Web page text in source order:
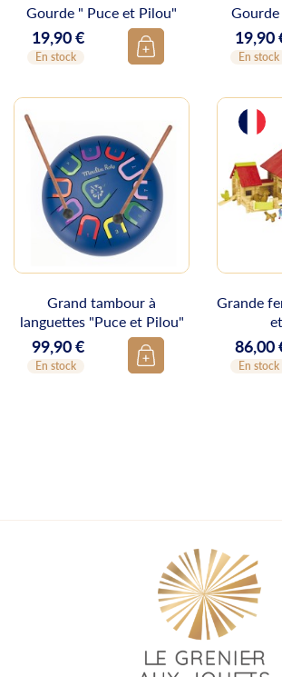
Gourde " Puce et Pilou"
Prix
19,90 €
En stock
Prix
19,90
En stock
Grand tambour à
languettes "Puce et Pilou"
Prix
99,90 €
En stock
Grande
Prix
86,00
En stock